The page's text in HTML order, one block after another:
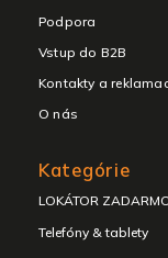
Podpora
Vstup do B2B
Kontakty a
O nás
Kategórie
LOKÁTOR
Telefóny & tablety